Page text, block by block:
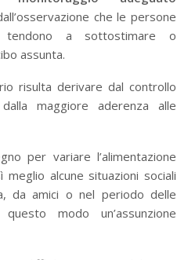
che le persone
tendono a sottostimare o
assunta.
risulta derivare dal controllo
maggiore aderenza alle
per variare l’alimentazione
alcune situazioni sociali
da amici o nel periodo delle
modo un’assunzione